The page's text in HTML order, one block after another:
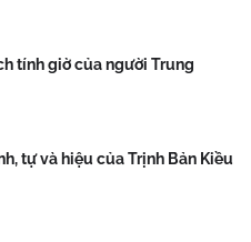
tính giờ của người Trung
tự và hiệu của Trịnh Bản Kiều